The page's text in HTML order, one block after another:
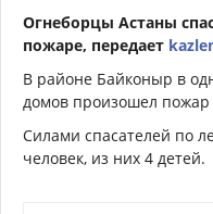
Огнеборцы Астаны
пожаре, передает
В районе Байконыр в
домов произошел пожар
Силами спасателей по
человек, из них 4 детей.